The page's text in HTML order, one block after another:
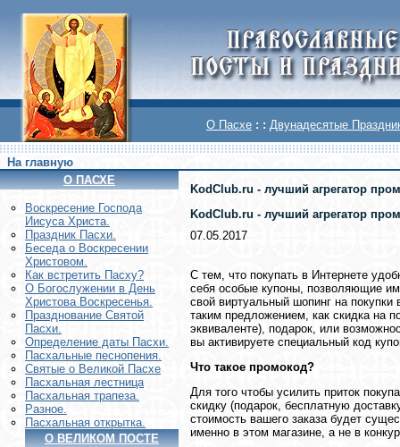
О Пасхе : : Двунадесятые
На главную
О ПАСХЕ
Воскреcение Господа
Иисуса Христа.
Праздник Пасхи.
Беседа о Воскресении
Христовом.
Как встретить Пасху?
О Богослужении в День
Христова Воскресенья.
Празднование Святой
Пасхи.
Определение даты Пасхи.
Пасхальные песнопения.
Святые о Великой Пасхе
Пасхальная лестница
Пасхальная трапеза.
Разное.
Пасхальная открытка.
О ВЕЛИКОМ ПОСТЕ
KodClub.ru - лучший агрегатор
KodClub.ru - лучший агрегатор
07.05.2017
С тем, что покупать в Интернете
себя особые купоны, позволяющие
свой виртуальный шопинг на
таким предложением, как скидка на
эквиваленте), подарок, или
вы активируете специальный код
Что такое промокод?
Для того чтобы усилить приток
скидку (подарок, бесплатную
стоимость вашего заказа будет
именно в этом магазине, а не в